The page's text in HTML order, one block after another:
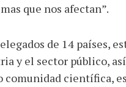
que nos afectan”.
de 14 países,
y el sector público,
comunidad científica,